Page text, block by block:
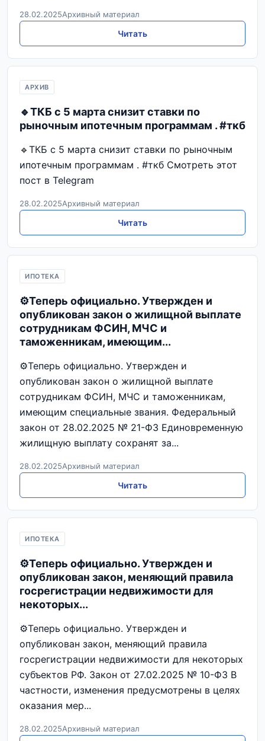
28.02.2025Архивный материал
Читать
АРХИВ
🔹ТКБ с 5 марта снизит ставки по
рыночным ипотечным программам . #ткб
🔹ТКБ с 5 марта снизит ставки по рыночным
ипотечным программам . #ткб Смотреть этот
пост в Telegram
28.02.2025Архивный материал
Читать
ИПОТЕКА
⚙️Теперь официально. Утвержден и
опубликован закон о жилищной выплате
сотрудникам ФСИН, МЧС и
таможенникам, имеющим...
⚙️Теперь официально. Утвержден и
опубликован закон о жилищной выплате
сотрудникам ФСИН, МЧС и таможенникам,
имеющим специальные звания. Федеральный
закон от 28.02.2025 № 21-ФЗ Единовременную
жилищную выплату сохранят за...
28.02.2025Архивный материал
Читать
ИПОТЕКА
⚙️Теперь официально. Утвержден и
опубликован закон, меняющий правила
госрегистрации недвижимости для
некоторых...
⚙️Теперь официально. Утвержден и
опубликован закон, меняющий правила
госрегистрации недвижимости для некоторых
субъектов РФ. Закон от 27.02.2025 № 10-ФЗ В
частности, изменения предусмотрены в целях
оказания мер...
28.02.2025Архивный материал